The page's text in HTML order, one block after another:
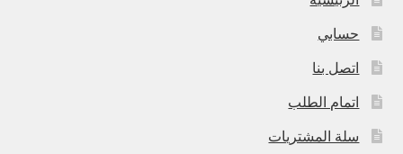
حسابي
اتصل بنا
اتمام الطلب
سلة المشتريات